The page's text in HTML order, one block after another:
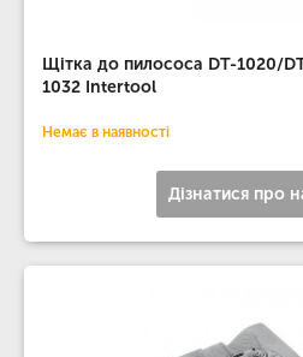
Щітка до пилососа DT-1020/
1032 Intertool
Немає в наявності
Дізнатися про